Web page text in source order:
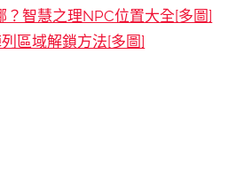
智慧之理NPC位置大全[多圖]
區域解鎖方法[多圖]